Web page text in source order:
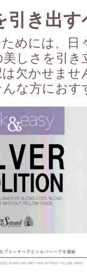
引き出
めには、日
美しさを引
欠かせませ
な方にお